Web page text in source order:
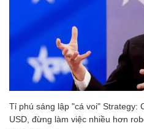
Tỉ phú sáng lập "cá voi" Strategy:
USD, đừng làm việc nhiều hơn